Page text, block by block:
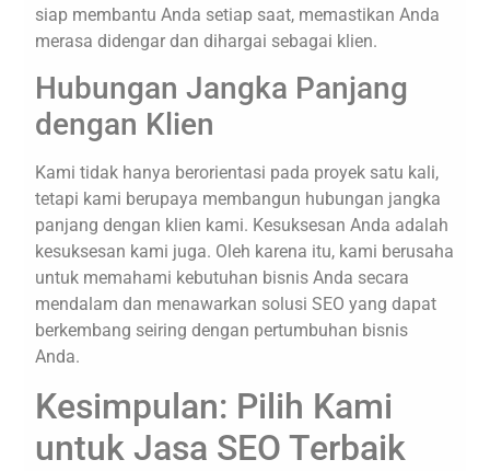
siap membantu Anda setiap saat, memastikan Anda
merasa didengar dan dihargai sebagai klien.
Hubungan Jangka Panjang
dengan Klien
Kami tidak hanya berorientasi pada proyek satu kali,
tetapi kami berupaya membangun hubungan jangka
panjang dengan klien kami. Kesuksesan Anda adalah
kesuksesan kami juga. Oleh karena itu, kami berusaha
untuk memahami kebutuhan bisnis Anda secara
mendalam dan menawarkan solusi SEO yang dapat
berkembang seiring dengan pertumbuhan bisnis
Anda.
Kesimpulan: Pilih Kami
untuk Jasa SEO Terbaik